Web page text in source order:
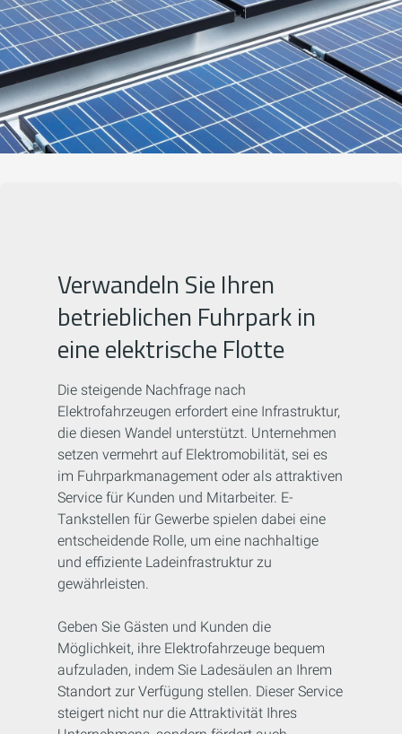
Verwandeln Sie Ihren
betrieblichen Fuhrpark in
eine elektrische Flotte
Die steigende Nachfrage nach
Elektrofahrzeugen erfordert eine Infrastruktur,
die diesen Wandel unterstützt. Unternehmen
setzen vermehrt auf Elektromobilität, sei es
im Fuhrparkmanagement oder als attraktiven
Service für Kunden und Mitarbeiter. E-
Tankstellen für Gewerbe spielen dabei eine
entscheidende Rolle, um eine nachhaltige
und effiziente Ladeinfrastruktur zu
gewährleisten.
Geben Sie Gästen und Kunden die
Möglichkeit, ihre Elektrofahrzeuge bequem
aufzuladen, indem Sie Ladesäulen an Ihrem
Standort zur Verfügung stellen. Dieser Service
steigert nicht nur die Attraktivität Ihres